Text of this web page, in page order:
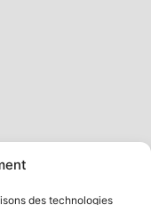
des technologies